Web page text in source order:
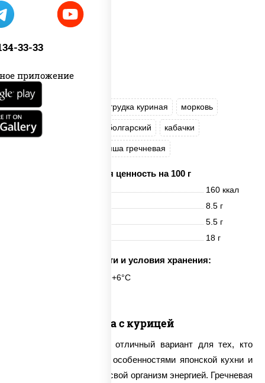
33-33
приложение
масло растительное грудка куриная морковь
лук репчатый перец болгарский кабачки
лапша гречневая
Пищевая ценность на 100 г
160 ккал
8.5 г
5.5 г
18 г
Срок годности и условия хранения:
6 часов при t° от +2°C до +6°C
Соба с курицей
Соба с курицей – это отличный вариант для тех, кто
хочет познакомиться с особенностями японской кухни и
максимально зарядить свой организм энергией. Гречневая